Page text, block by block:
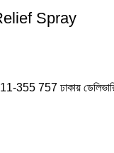
Spray
355 757 ঢাকায়